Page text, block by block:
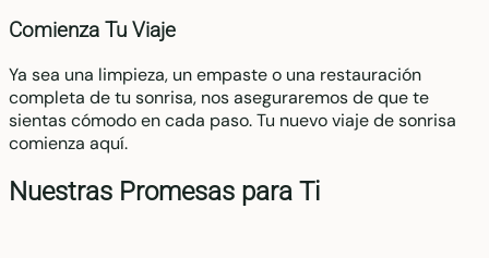
Comienza Tu Viaje
Ya sea una limpieza, un empaste o una restauración
completa de tu sonrisa, nos aseguraremos de que te
sientas cómodo en cada paso. Tu nuevo viaje de sonrisa
comienza aquí.
Nuestras Promesas para Ti